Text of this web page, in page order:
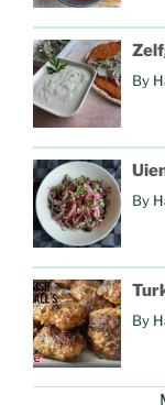
By
By
By